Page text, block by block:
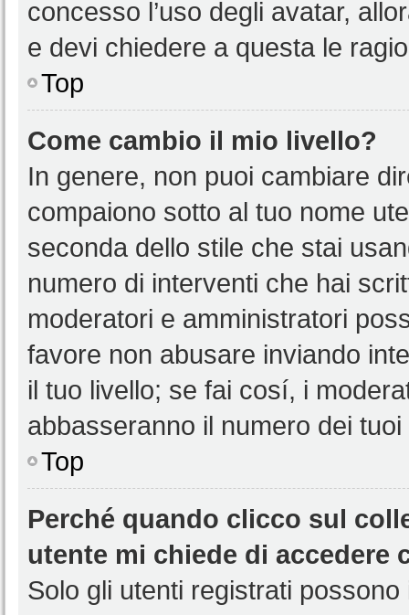
concesso l’uso degli avatar,
e devi chiedere a questa le
Top
Come cambio il mio livello?
In genere, non puoi cambiare
compaiono sotto al tuo nome
seconda dello stile che stai
numero di interventi che hai
moderatori e amministratori
favore non abusare inviando
il tuo livello; se fai cosí, i
abbasseranno il numero dei
Top
Perché quando clicco sul
utente mi chiede di accedere
Solo gli utenti registrati